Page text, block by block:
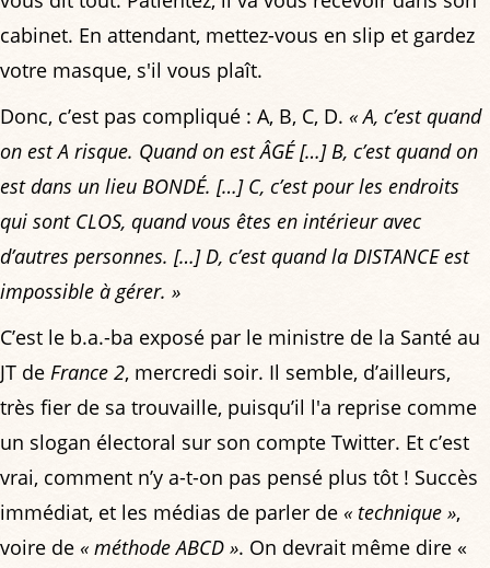
cabinet. En attendant, mettez-vous en slip et gardez
votre masque, s'il vous plaît.
Donc, c’est pas compliqué : A, B, C, D. « A, c’est quand
on est A risque. Quand on est ÂGÉ […] B, c’est quand on
est dans un lieu BONDÉ. […] C, c’est pour les endroits
qui sont CLOS, quand vous êtes en intérieur avec
d’autres personnes. […] D, c’est quand la DISTANCE est
impossible à gérer. »
C’est le b.a.-ba exposé par le ministre de la Santé au
JT de France 2, mercredi soir. Il semble, d’ailleurs,
très fier de sa trouvaille, puisqu’il l'a reprise comme
un slogan électoral sur son compte Twitter. Et c’est
vrai, comment n’y a-t-on pas pensé plus tôt ! Succès
immédiat, et les médias de parler de « technique »,
voire de « méthode ABCD ». On devrait même dire «